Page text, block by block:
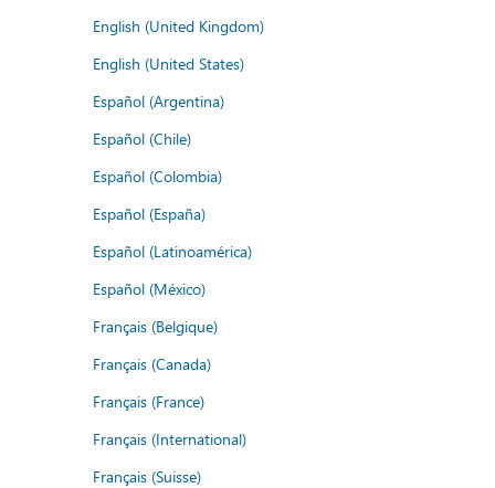
English (United Kingdom)
English (United States)
Español (Argentina)
Español (Chile)
Español (Colombia)
Español (España)
Español (Latinoamérica)
Español (México)
Français (Belgique)
Français (Canada)
Français (France)
Français (International)
Français (Suisse)